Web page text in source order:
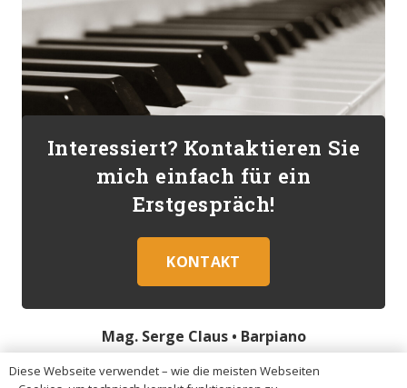
Interessiert? Kontaktieren Sie
mich einfach für ein
Erstgespräch!
KONTAKT
Mag. Serge Claus • Barpiano
Diese Webseite verwendet – wie die meisten Webseiten